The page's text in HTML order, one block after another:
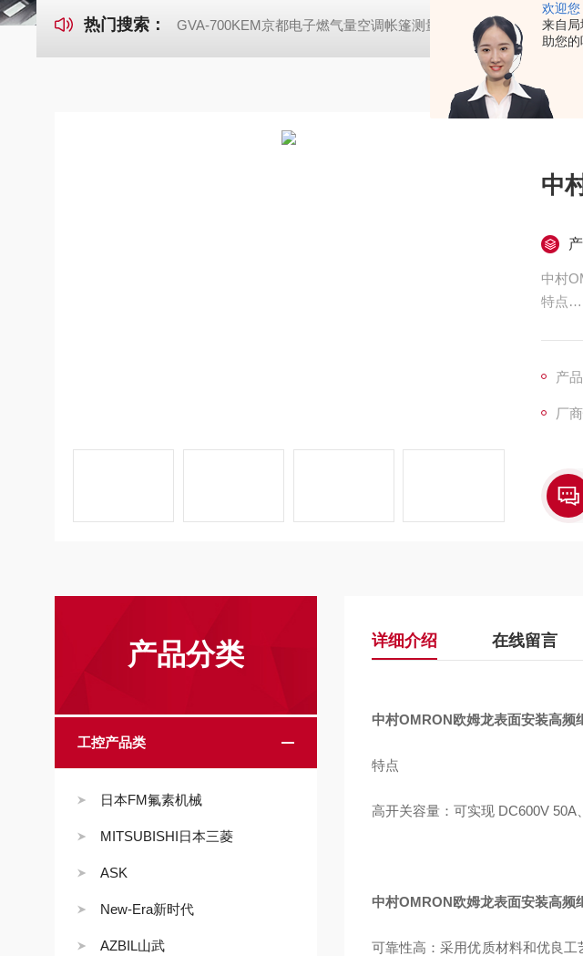
欢迎您
来自
助您的
热门搜索： GVA-700KEM京都电子燃气量空调帐篷测量装置 MD-Win日本：
中
中村
特点
产
厂
产品分类
工控产品类
日本FM氟素机械
MITSUBISHI日本三菱
ASK
New-Era新时代
AZBIL山武
详细介绍 在线留言
中村OMRON欧姆龙表面安装高频
特点
高开关容量：可实现 DC600V 50A
中村OMRON欧姆龙表面安装高频
可靠性高：采用优质材料和优良